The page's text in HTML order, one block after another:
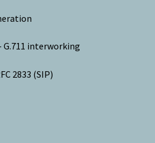
G.711 interworking
2833 (SIP)